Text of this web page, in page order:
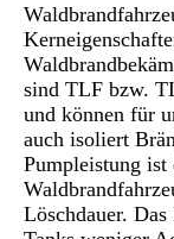
sind TLF bzw.
und können für
auch isoliert
Pumpleistung ist
Löschdauer.